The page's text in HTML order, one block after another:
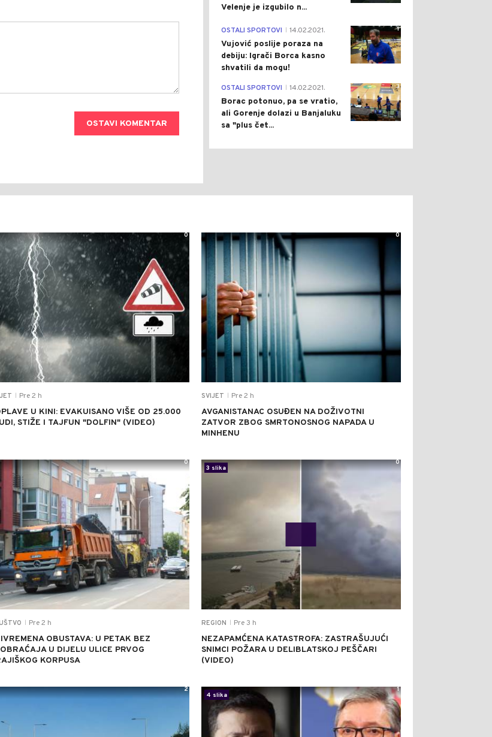
OSTAVI KOMENTAR
Velenje je izgubilo n...
1
OSTALI SPORTOVI 14.02.2021.
Vujović poslije poraza na
debiju: Igrači Borca kasno
shvatili da mogu!
3
OSTALI SPORTOVI 14.02.2021.
Borac potonuo, pa se vratio,
ali Gorenje dolazi u Banjaluku
sa "plus čet...
Pre 2 h
U KINI: EVAKUISANO VIŠE OD 25.000
STIŽE I TAJFUN "DOLFIN" (VIDEO)
0
SVIJET Pre 2 h
AVGANISTANAC OSUĐEN NA DOŽIVOTNI
ZATVOR ZBOG SMRTONOSNOG NAPADA U
MINHENU
0
Pre 2 h
OBUSTAVA: U PETAK BEZ
U DIJELU ULICE PRVOG
KORPUSA
0
REGION Pre 3 h
NEZAPAMĆENA KATASTROFA: ZASTRAŠUJUĆI
SNIMCI POŽARA U DELIBLATSKOJ PEŠČARI
(VIDEO)
3 slika
0
2
4 slika
1